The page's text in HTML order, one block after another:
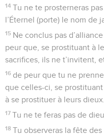
14 Tu ne te prosterneras
l’Éternel (porte) le nom de
15 Ne conclus pas
peur que, se prostituant à
sacrifices, ils ne t’invitent,
16 de peur que tu ne
que celles-ci, se
à se prostituer à leurs dieux.
17 Tu ne te feras pas de
18 Tu observeras la fête